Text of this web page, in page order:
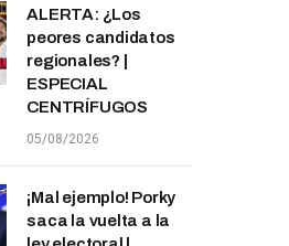
ALERTA: ¿Los
peores candidatos
regionales? |
ESPECIAL
CENTRÍFUGOS
05/08/2026
¡Mal ejemplo! Porky
saca la vuelta a la